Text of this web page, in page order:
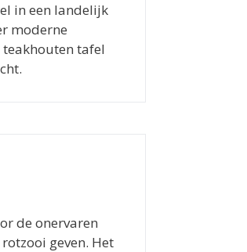
in een landelijk
moderne
tafel
de onervaren
geven. Het